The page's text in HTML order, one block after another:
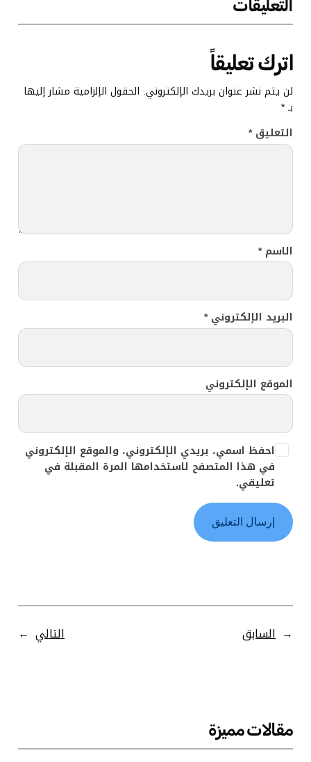
التعليقات
اترك تعليقاً
لن يتم نشر عنوان بريدك الإلكتروني. الحقول الإلزامية مشار إليها
بـ*
التعليق*
الاسم*
البريد الإلكتروني*
الموقع الإلكتروني
احفظ اسمي، بريدي الإلكتروني، والموقع الإلكتروني
في هذا المتصفح لاستخدامها المرة المقبلة في
تعليقي.
← السابق التالي →
مقالات مميزة